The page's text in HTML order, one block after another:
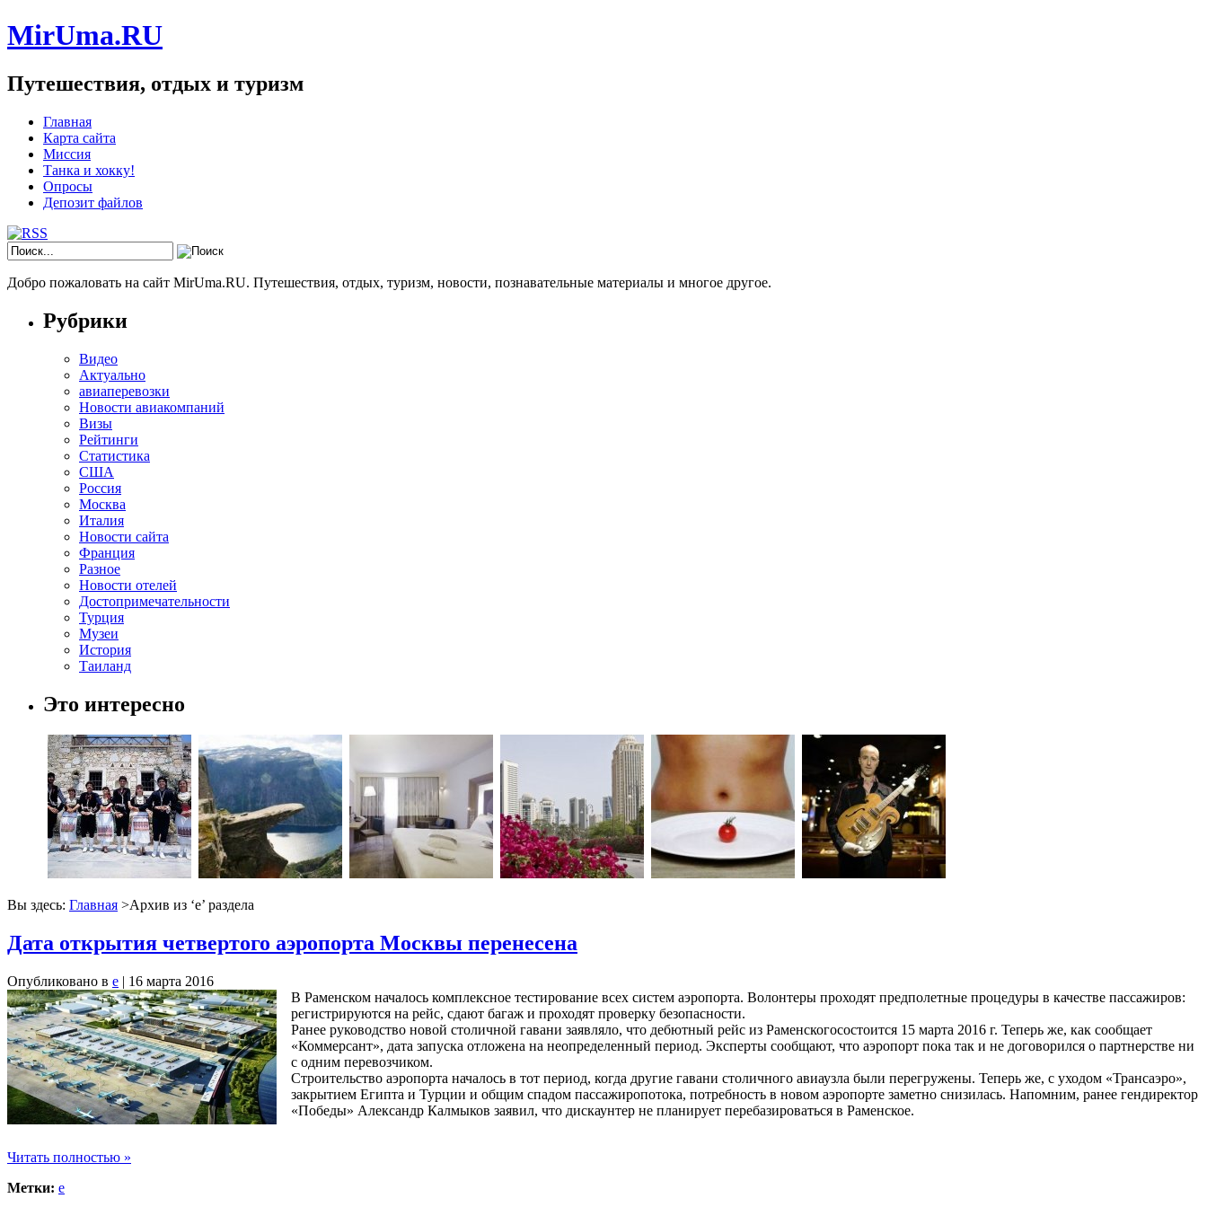
MirUma.RU
Путешествия, отдых и туризм
Главная
Карта сайта
Миссия
Танка и хокку!
Опросы
Депозит файлов
Добро пожаловать на сайт MirUma.RU. Путешествия, отдых, туризм, новости, познавательные материалы и многое другое.
Рубрики
Видео
Актуально
авиаперевозки
Новости авиакомпаний
Визы
Рейтинги
Статистика
США
Россия
Москва
Италия
Новости сайта
Франция
Разное
Новости отелей
Достопримечательности
Турция
Музеи
История
Таиланд
Это интересно
Вы здесь: Главная >Архив из ‘е’ раздела
Дата открытия четвертого аэропорта Москвы перенесена
Опубликовано в е | 16 марта 2016
В Раменском началось комплексное тестирование всех систем аэропорта. Волонтеры проходят предполетные процедуры в качестве пассажиров:
регистрируются на рейс, сдают багаж и проходят проверку безопасности.
Ранее руководство новой столичной гавани заявляло, что дебютный рейс из Раменскогосостоится 15 марта 2016 г. Теперь же, как сообщает
«Коммерсант», дата запуска отложена на неопределенный период. Эксперты сообщают, что аэропорт пока так и не договорился о партнерстве ни
с одним перевозчиком.
Строительство аэропорта началось в тот период, когда другие гавани столичного авиаузла были перегружены. Теперь же, с уходом «Трансаэро»,
закрытием Египта и Турции и общим спадом пассажиропотока, потребность в новом аэропорте заметно снизилась. Напомним, ранее гендиректор
«Победы» Александр Калмыков заявил, что дискаунтер не планирует перебазироваться в Раменское.
Читать полностью »
Метки: е